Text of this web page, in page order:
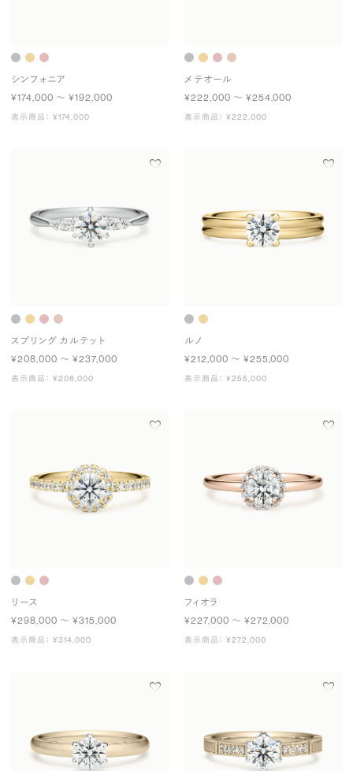
シンフォニア
¥174,000 〜 ¥192,000
表示商品： ¥174,000
メテオール
¥222,000 〜 ¥254,000
表示商品： ¥222,000
スプリング カルテット
¥208,000 〜 ¥237,000
表示商品： ¥208,000
ルノ
¥212,000 〜 ¥255,000
表示商品： ¥255,000
リース
¥298,000 〜 ¥315,000
表示商品： ¥314,000
フィオラ
¥227,000 〜 ¥272,000
表示商品： ¥272,000